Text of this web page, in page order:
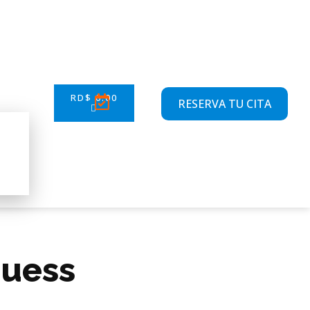
RD$ 0.00 RESERVA TU CITA